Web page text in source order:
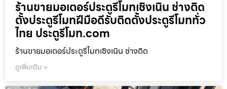
ร้านขายมอเตอร์ประตูรีโมทเชิงเนิน ช่างติด
ตั้งประตูรีโมทฝีมือดีรับติดตั้งประตูรีโมททั่ว
ไทย ประตูรีโมท.com
ร้านขายมอเตอร์ประตูรีโมทเชิงเนิน ช่างติด
ดูเพิ่มเติม »